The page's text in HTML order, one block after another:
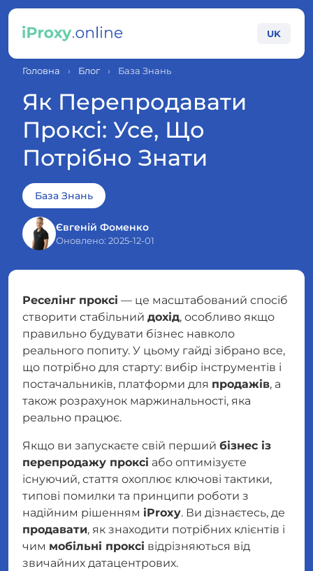
UK
Головна › Блог › База Знань
Як Перепродавати
Проксі: Усе, Що
Потрібно Знати
База Знань
Євгеній Фоменко
Оновлено: 2025-12-01
Реселінг проксі — це масштабований спосіб
створити стабільний дохід, особливо якщо
правильно будувати бізнес навколо
реального попиту. У цьому гайді зібрано все,
що потрібно для старту: вибір інструментів і
постачальників, платформи для продажів, а
також розрахунок маржинальності, яка
реально працює.
Якщо ви запускаєте свій перший бізнес із
перепродажу проксі або оптимізуєте
існуючий, стаття охоплює ключові тактики,
типові помилки та принципи роботи з
надійним рішенням iProxy. Ви дізнаєтесь, де
продавати, як знаходити потрібних клієнтів і
чим мобільні проксі відрізняються від
звичайних датацентрових.